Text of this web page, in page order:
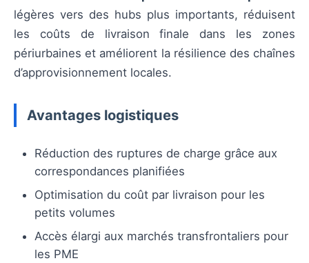
légères vers des hubs plus importants, réduisent
les coûts de livraison finale dans les zones
périurbaines et améliorent la résilience des chaînes
d’approvisionnement locales.
Avantages logistiques
Réduction des ruptures de charge grâce aux
correspondances planifiées
Optimisation du coût par livraison pour les
petits volumes
Accès élargi aux marchés transfrontaliers pour
les PME